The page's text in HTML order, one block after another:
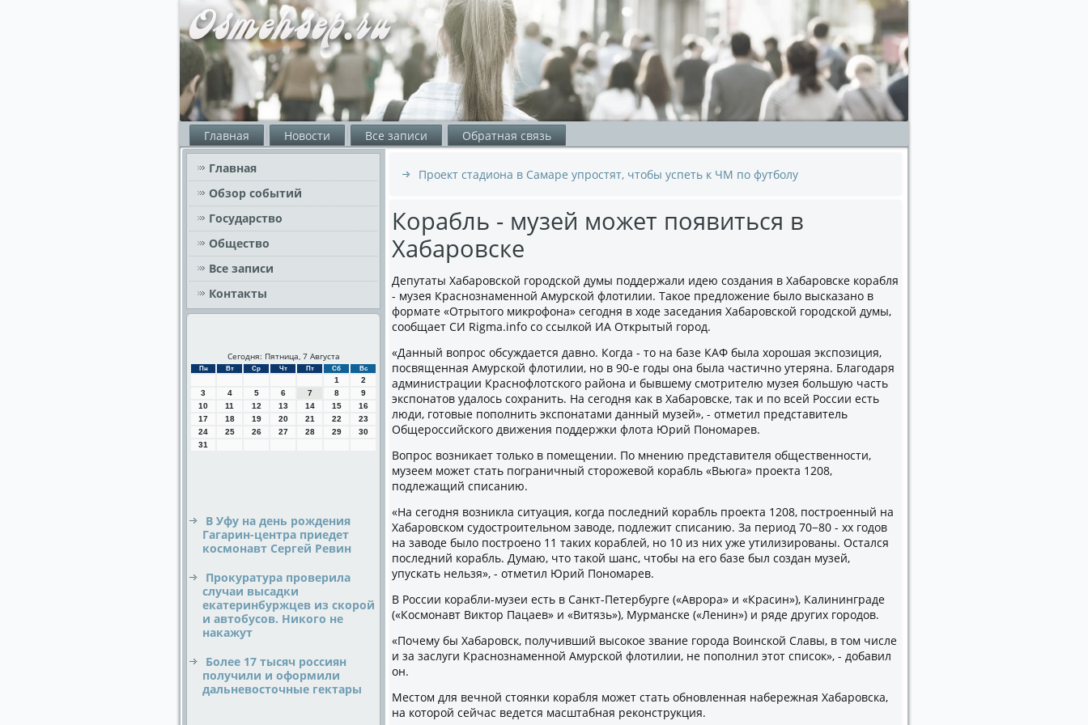
Главная Новости Все записи Обратная связь
Главная
Обзор событий
Государство
Общество
Все записи
Контакты
Сегодня: Пятница, 7 Августа
Пн Вт Ср Чт Пт Сб Вс
1
2
3
4 5 6 7 8
9
10
11 12 13 14 15
16
17
18 19 20 21 22
23
24
25 26 27 28 29
30
31
В Уфу на день рождения
Гагарин-центра приедет
космонавт Сергей Ревин
Прокуратура проверила
случаи высадки
екатеринбуржцев из скорой
и автобусов. Никого не
накажут
Более 17 тысяч россиян
получили и оформили
дальневосточные гектары
Проект стадиона в Самаре упростят, чтобы успеть к ЧМ по футболу
Корабль - музей может появиться в
Хабаровске
Депутаты Хабаровской городской думы поддержали идею создания в Хабаровске корабля
- музея Краснознаменной Амурской флотилии. Такое предложение было высказано в
формате «Отрытого микрофона» сегодня в ходе заседания Хабаровской городской думы,
сообщает СИ Rigma.info со ссылкой ИА Открытый город.
«Данный вопрос обсуждается давно. Когда - то на базе КАФ была хорошая экспозиция,
посвященная Амурской флотилии, но в 90-е годы она была частично утеряна. Благодаря
администрации Краснофлотского района и бывшему смотрителю музея большую часть
экспонатов удалось сохранить. На сегодня как в Хабаровске, так и по всей России есть
люди, готовые пополнить экспонатами данный музей», - отметил представитель
Общероссийского движения поддержки флота Юрий Пономарев.
Вопрос возникает только в помещении. По мнению представителя общественности,
музеем может стать пограничный сторожевой корабль «Вьюга» проекта 1208,
подлежащий списанию.
«На сегодня возникла ситуация, когда последний корабль проекта 1208, построенный на
Хабаровском судостроительном заводе, подлежит списанию. За период 70−80 - хх годов
на заводе было построено 11 таких кораблей, но 10 из них уже утилизированы. Остался
последний корабль. Думаю, что такой шанс, чтобы на его базе был создан музей,
упускать нельзя», - отметил Юрий Пономарев.
В России корабли-музеи есть в Санкт-Петербурге («Аврора» и «Красин»), Калининграде
(«Космонавт Виктор Пацаев» и «Витязь»), Мурманске («Ленин») и ряде других городов.
«Почему бы Хабаровск, получивший высокое звание города Воинской Славы, в том числе
и за заслуги Краснознаменной Амурской флотилии, не пополнил этот список», - добавил
он.
Местом для вечной стоянки корабля может стать обновленная набережная Хабаровска,
на которой сейчас ведется масштабная реконструкция.